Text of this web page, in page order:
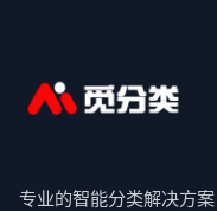
专业的智能分类解决方